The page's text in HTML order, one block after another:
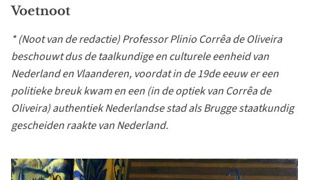
Voetnoot
* (Noot van de redactie) Professor Plinio Corrêa de Oliveira
beschouwt dus de taalkundige en culturele eenheid van
Nederland en Vlaanderen, voordat in de 19de eeuw er een
politieke breuk kwam en een (in de optiek van Corrêa de
Oliveira) authentiek Nederlandse stad als Brugge staatkundig
gescheiden raakte van Nederland.